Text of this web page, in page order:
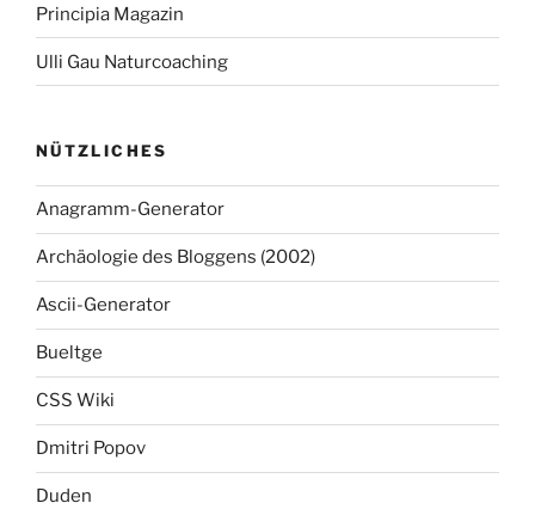
Principia Magazin
Ulli Gau Naturcoaching
NÜTZLICHES
Anagramm-Generator
Archäologie des Bloggens (2002)
Ascii-Generator
Bueltge
CSS Wiki
Dmitri Popov
Duden